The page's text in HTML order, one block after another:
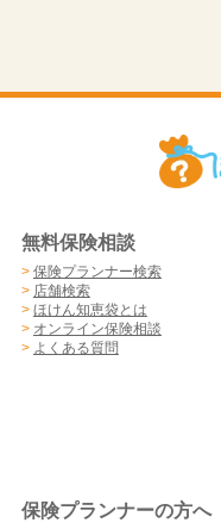
無料保険相談
> 保険プランナー検索
> 店舗検索
> ほけん知恵袋とは
> オンライン保険相談
> よくある質問
保険プランナーの方へ